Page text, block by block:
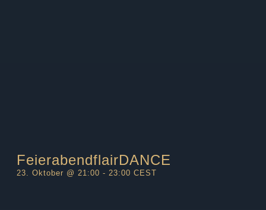
FeierabendflairDANCE
23. Oktober @ 21:00 -23:00 CEST